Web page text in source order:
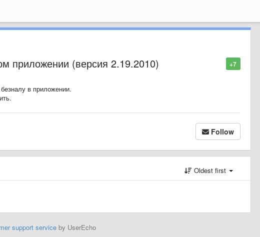
+7
приложении (версия 2.19.2010)
в приложении.
Follow
Oldest first
support serviceby UserEcho